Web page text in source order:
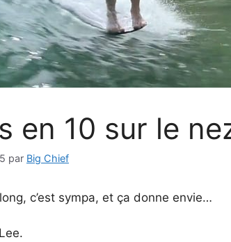
en 10 sur le
par Big Chief
long, c’est sympa, et ça donne envie…